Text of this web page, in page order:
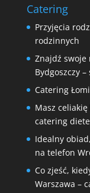
Catering
Przyjęcia
rodzinnych
Znajdź swoje
Bydgoszczy
Catering
Masz
catering
Idealny
na telefon
Co zjeść,
Warszawa –